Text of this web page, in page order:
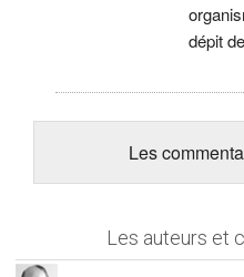
dépit
Les
Les auteurs et